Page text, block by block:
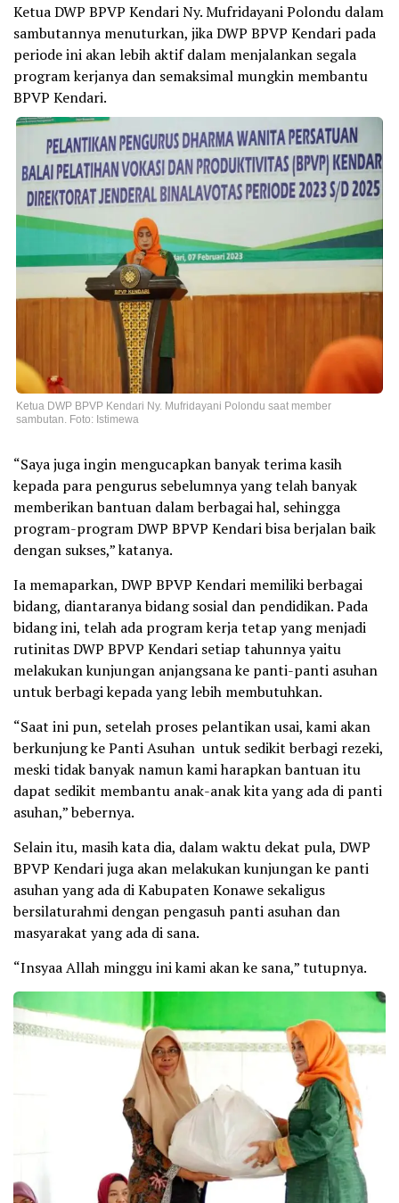
Ketua DWP BPVP Kendari Ny. Mufridayani Polondu dalam
sambutannya menuturkan, jika DWP BPVP Kendari pada
periode ini akan lebih aktif dalam menjalankan segala
program kerjanya dan semaksimal mungkin membantu
BPVP Kendari.
Ketua DWP BPVP Kendari Ny. Mufridayani Polondu saat member
sambutan. Foto: Istimewa
“Saya juga ingin mengucapkan banyak terima kasih
kepada para pengurus sebelumnya yang telah banyak
memberikan bantuan dalam berbagai hal, sehingga
program-program DWP BPVP Kendari bisa berjalan baik
dengan sukses,” katanya.
Ia memaparkan, DWP BPVP Kendari memiliki berbagai
bidang, diantaranya bidang sosial dan pendidikan. Pada
bidang ini, telah ada program kerja tetap yang menjadi
rutinitas DWP BPVP Kendari setiap tahunnya yaitu
melakukan kunjungan anjangsana ke panti-panti asuhan
untuk berbagi kepada yang lebih membutuhkan.
“Saat ini pun, setelah proses pelantikan usai, kami akan
berkunjung ke Panti Asuhan untuk sedikit berbagi rezeki,
meski tidak banyak namun kami harapkan bantuan itu
dapat sedikit membantu anak-anak kita yang ada di panti
asuhan,” bebernya.
Selain itu, masih kata dia, dalam waktu dekat pula, DWP
BPVP Kendari juga akan melakukan kunjungan ke panti
asuhan yang ada di Kabupaten Konawe sekaligus
bersilaturahmi dengan pengasuh panti asuhan dan
masyarakat yang ada di sana.
“Insyaa Allah minggu ini kami akan ke sana,” tutupnya.